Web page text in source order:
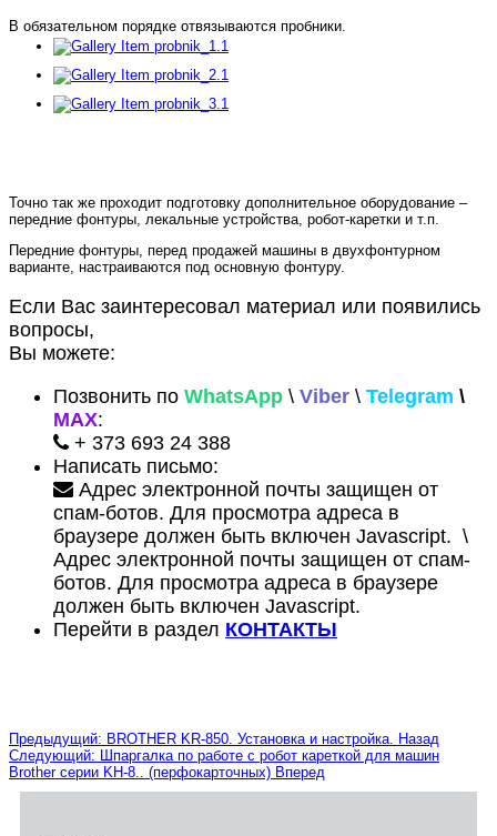
В обязательном порядке отвязываются пробники.
Точно так же проходит подготовку дополнительное оборудование –
передние фонтуры, лекальные устройства, робот-каретки и т.п.
Передние фонтуры, перед продажей машины в двухфонтурном
варианте, настраиваются под основную фонтуру.
Если Вас заинтересовал материал или появились
вопросы,
Вы можете:
Позвонить по WhatsApp \ Viber \ Telegram \
MAX:
+ 373 693 24 388
Написать письмо:
Адрес электронной почты защищен от
спам-ботов. Для просмотра адреса в
браузере должен быть включен Javascript. \
Адрес электронной почты защищен от спам-
ботов. Для просмотра адреса в браузере
должен быть включен Javascript.
Перейти в раздел КОНТАКТЫ
Предыдущий: BROTHER KR-850. Установка и настройка.
Назад
Следующий: Шпаргалка по работе с робот кареткой для машин
Brother серии KH-8.. (перфокарточных) Вперед